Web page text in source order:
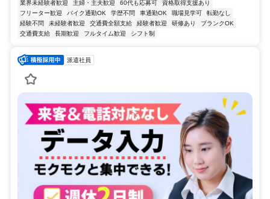
業界未経験者歓迎 主婦・主夫歓迎 60代も応募可
資格取得支援あり
フリーター歓迎
バイク通勤OK 学歴不問 車通勤OK 職場見学可
転勤なし
経験不問
未経験者歓迎 交通費全額支給 経験者歓迎 研修あり
ブランクOK
交通費支給
長期歓迎 フルタイム歓迎 シフト制
派遣社員